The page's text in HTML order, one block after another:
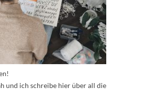
und ich schreibe hier über all die